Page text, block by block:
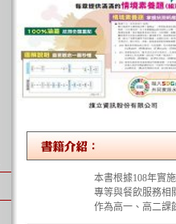
本書根據108年實
專等與餐飲服務相
作為高一、高二課